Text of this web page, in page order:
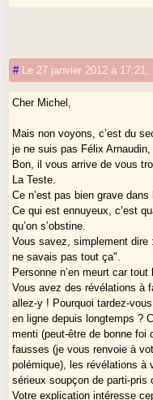
# Le 27 janvier 2012 à 17:21
Cher Michel,
Mais non voyons, c’est du
je ne suis pas Félix Arnaudin,
Bon, il vous arrive de vous
La Teste.
Ce n’est pas bien grave dans
Ce qui est ennuyeux, c’est
qu’on s’obstine.
Vous savez, simplement
ne savais pas tout ça".
Personne n’en meurt car
Vous avez des révélations à
allez-y ! Pourquoi tardez-
en ligne depuis longtemps ?
menti (peut-être de bonne foi
fausses (je vous renvoie à
polémique), les révélations à
sérieux soupçon de parti-pris
Votre explication intéresse